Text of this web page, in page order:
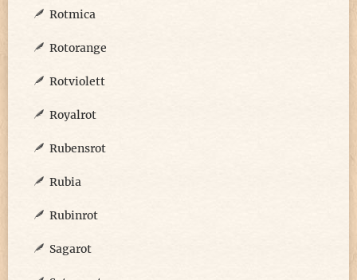
Rotmica
Rotorange
Rotviolett
Royalrot
Rubensrot
Rubia
Rubinrot
Sagarot